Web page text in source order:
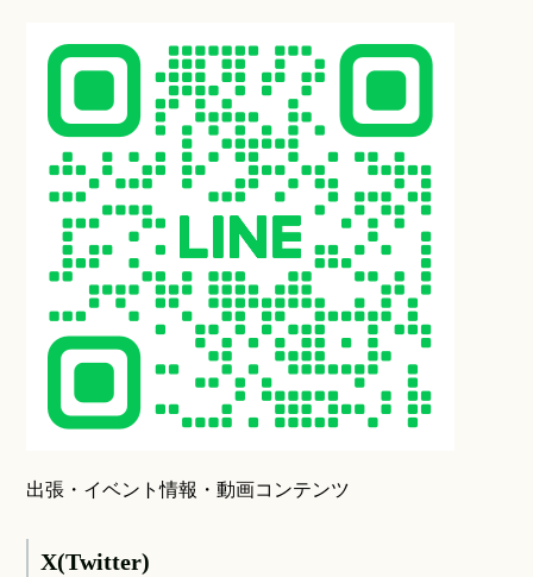
出張・イベント情報・動画コンテンツ
X(Twitter)